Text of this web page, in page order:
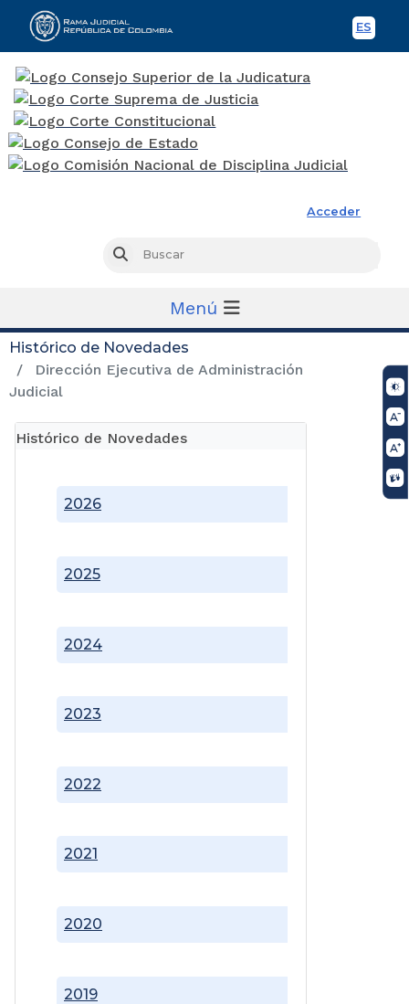
ES
Acceder
Buscar
Menú
Histórico de Novedades
Dirección Ejecutiva de Administración
Judicial
Histórico de Novedades
2019
2020
2021
2022
2023
2024
2025
2026